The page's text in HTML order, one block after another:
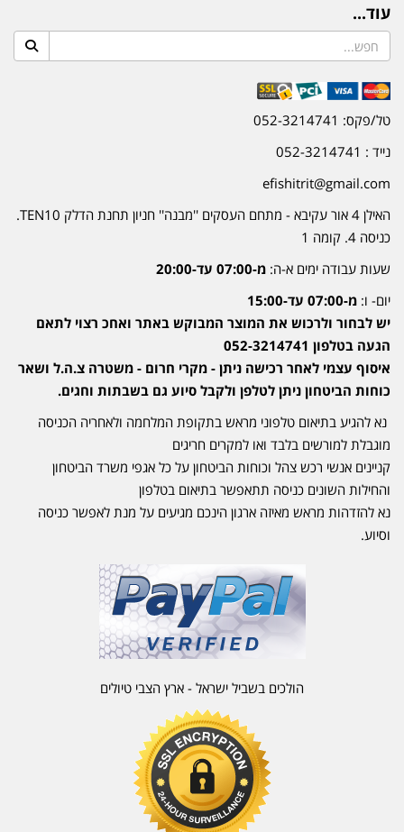
עוד...
טל/פקס: 052-3214741
נייד : 052-3214741
efishitrit@gmail.com
האילן 4 אור עקיבא - מתחם העסקים ''מבנה'' חניון תחנת הדלק TEN10.
כניסה 4. קומה 1
שעות עבודה ימים א-ה: מ-07:00 עד-20:00
יום- ו: מ-07:00 עד-15:00
יש לבחור ולרכוש את המוצר המבוקש באתר ואחכ רצוי לתאם
הגעה בטלפון 052-3214741
איסוף עצמי לאחר רכישה ניתן - מקרי חרום - משטרה צ.ה.ל ושאר
כוחות הביטחון ניתן לטלפן ולקבל סיוע גם בשבתות וחגים.
נא להגיע בתיאום טלפוני מראש בתקופת המלחמה ולאחריה הכניסה
מוגבלת למורשים בלבד ואו למקרים חריגים
קניינים אנשי רכש צהל וכוחות הביטחון על כל אגפי משרד הביטחון
והחילות השונים כניסה תתאפשר בתיאום בטלפון
נא להזדהות מראש מאיזה ארגון הינכם מגיעים על מנת לאפשר כניסה
וסיוע.
הולכים בשביל ישראל - ארץ הצבי טיולים